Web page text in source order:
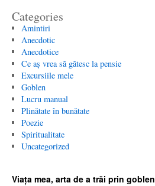
Categories
Amintiri
Anecdotic
Anecdotice
Ce aș vrea să gătesc la pensie
Excursiile mele
Goblen
Lucru manual
Plinătate în bunătate
Poezie
Spiritualitate
Uncategorized
Viața mea, arta de a trăi prin goblen